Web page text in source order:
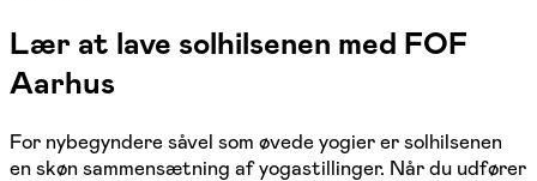
Lær at lave solhilsenen med FOF
Aarhus
For nybegyndere såvel som øvede yogier er solhilsenen
en skøn sammensætning af yogastillinger. Når du udfører